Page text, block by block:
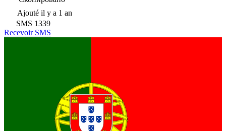
Ajouté il y a 1 an
SMS 1339
Recevoir SMS